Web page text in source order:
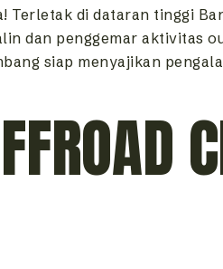
di dataran tinggi
dan penggemar aktivitas
siap menyajikan